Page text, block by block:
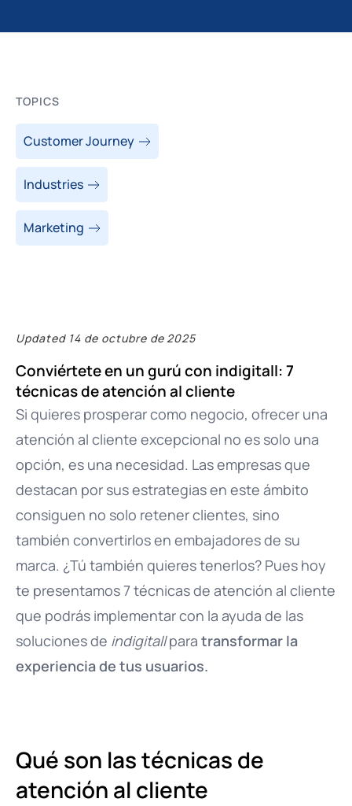
TOPICS
Customer Journey
Industries
Marketing
Updated 14 de octubre de 2025
Conviértete en un gurú con indigitall: 7
técnicas de atención al cliente
Si quieres prosperar como negocio, ofrecer una
atención al cliente excepcional no es solo una
opción, es una necesidad. Las empresas que
destacan por sus estrategias en este ámbito
consiguen no solo retener clientes, sino
también convertirlos en embajadores de su
marca. ¿Tú también quieres tenerlos? Pues hoy
te presentamos 7 técnicas de atención al cliente
que podrás implementar con la ayuda de las
soluciones de indigitallpara transformar la
experiencia de tus usuarios.
Qué son las técnicas de
atención al cliente